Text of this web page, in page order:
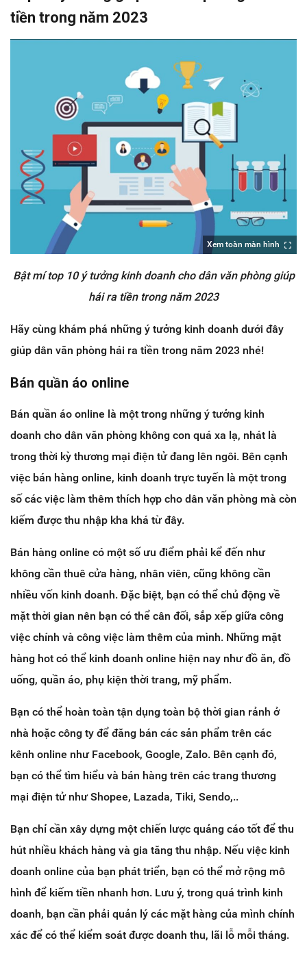
tiền trong năm 2023
Xem toàn màn hình
Bật mí top 10 ý tưởng kinh doanh cho dân văn phòng giúp
hái ra tiền trong năm 2023
Hãy cùng khám phá những ý tưởng kinh doanh dưới đây
giúp dân văn phòng hái ra tiền trong năm 2023 nhé!
Bán quần áo online
Bán quần áo online là một trong những ý tưởng kinh
doanh cho dân văn phòng không con quá xa lạ, nhát là
trong thời kỳ thương mại điện tử đang lên ngôi. Bên cạnh
việc bán hàng online, kinh doanh trực tuyến là một trong
số các việc làm thêm thích hợp cho dân văn phòng mà còn
kiếm được thu nhập kha khá từ đây.
Bán hàng online có một số ưu điểm phải kể đến như
không cần thuê cửa hàng, nhân viên, cũng không cần
nhiều vốn kinh doanh. Đặc biệt, bạn có thể chủ động về
mặt thời gian nên bạn có thể cân đối, sắp xếp giữa công
việc chính và công việc làm thêm của mình. Những mặt
hàng hot có thể kinh doanh online hiện nay như đồ ăn, đồ
uống, quần áo, phụ kiện thời trang, mỹ phẩm.
Bạn có thể hoàn toàn tận dụng toàn bộ thời gian rảnh ở
nhà hoặc công ty để đăng bán các sản phẩm trên các
kênh online như Facebook, Google, Zalo. Bên cạnh đó,
bạn có thể tìm hiểu và bán hàng trên các trang thương
mại điện tử như Shopee, Lazada, Tiki, Sendo,..
Bạn chỉ cần xây dựng một chiến lược quảng cáo tốt để thu
hút nhiều khách hàng và gia tăng thu nhập. Nếu việc kinh
doanh online của bạn phát triển, bạn có thể mở rộng mô
hình để kiếm tiền nhanh hơn. Lưu ý, trong quá trình kinh
doanh, bạn cần phải quản lý các mặt hàng của mình chính
xác để có thể kiểm soát được doanh thu, lãi lỗ mỗi tháng.